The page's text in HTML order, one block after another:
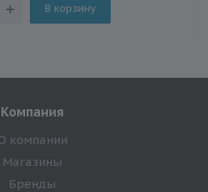
В корзину
Компания
компании
Магазины
Бренды